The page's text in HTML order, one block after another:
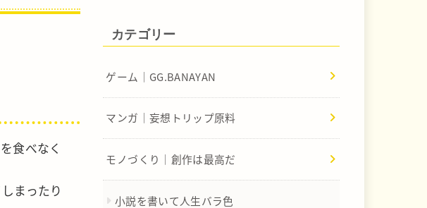
食べなく
まったり
カテゴリー
ゲーム｜GG.BANAYAN
マンガ｜妄想トリップ原料
モノづくり｜創作は最高だ
小説を書いて人生バラ色